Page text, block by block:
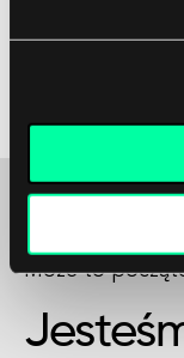
zdrowotnych,
pacjentom jak
Może to